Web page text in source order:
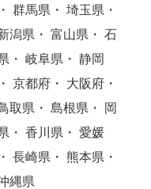
群馬県・ 埼玉県・
潟県・ 富山県・ 石
・ 岐阜県・ 静岡
京都府・ 大阪府・
取県・ 島根県・ 岡
・ 香川県・ 愛媛
長崎県・ 熊本県・
縄県